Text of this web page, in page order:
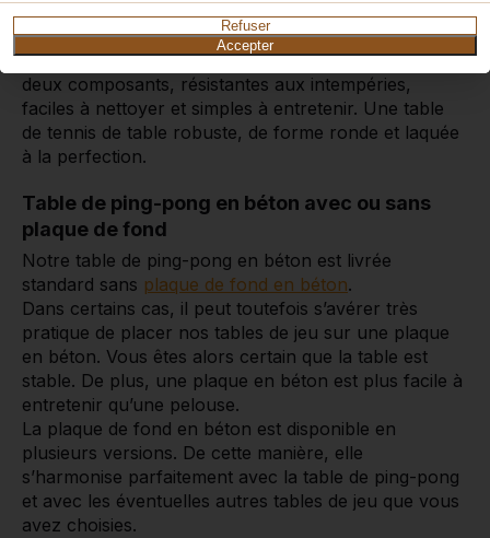
Refuser
Accepter
anthracite du plateau de la table et la laque blanche
des lignes et du filet ne peuvent pas s’écailler. Les
laques utilisées par HeBlad sont en effet des laques à
deux composants, résistantes aux intempéries,
faciles à nettoyer et simples à entretenir. Une table
de tennis de table robuste, de forme ronde et laquée
à la perfection.
Table de ping-pong en béton avec ou sans
plaque de fond
Notre table de ping-pong en béton est livrée
standard sans plaque de fond en béton.
Dans certains cas, il peut toutefois s’avérer très
pratique de placer nos tables de jeu sur une plaque
en béton. Vous êtes alors certain que la table est
stable. De plus, une plaque en béton est plus facile à
entretenir qu’une pelouse.
La plaque de fond en béton est disponible en
plusieurs versions. De cette manière, elle
s’harmonise parfaitement avec la table de ping-pong
et avec les éventuelles autres tables de jeu que vous
avez choisies.